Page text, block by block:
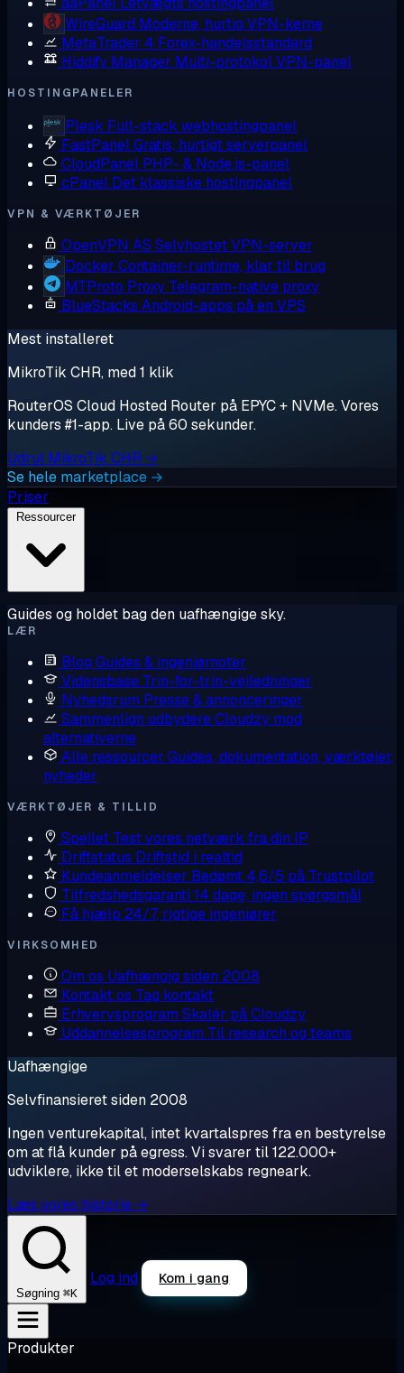
WireGuard Moderne, hurtig VPN-kerne
MetaTrader 4 Forex-handelsstandard
Hiddify Manager Multi-protokol VPN-panel
HOSTINGPANELER
Plesk Full-stack webhostingpanel
FastPanelGratis, hurtigt serverpanel
CloudPanel PHP- & Node.js-panel
cPanel Det klassiske hostingpanel
VPN & VÆRKTØJER
OpenVPN AS Selvhostet VPN-server
Docker Container-runtime, klar til brug
MTProto Proxy Telegram-native proxy
BlueStacks Android-apps på en VPS
Mest installeret
MikroTik CHR, med 1 klik
RouterOS Cloud Hosted Router på EPYC + NVMe. Vores
kunders #1-app. Live på 60 sekunder.
Udrul MikroTik CHR →
Se hele marketplace →
Priser
Ressourcer
Guides og holdet bag den uafhængige sky.
LÆR
Blog Guides & ingeniørnoter
Vidensbase Trin-for-trin-vejledninger
Nyhedsrum Presse & annonceringer
Sammenlign udbydereCloudzy mod
alternativerne
Alle ressourcer Guides, dokumentation, værktøjer,
nyheder
VÆRKTØJER & TILLID
Spejlet Test vores netværk fra din IP
Driftstatus Driftstid i realtid
Kundeanmeldelser Bedømt 4,6/5 på Trustpilot
Tilfredshedsgaranti 14 dage, ingen spørgsmål
Få hjælp 24/7, rigtige ingeniører
VIRKSOMHED
Om os Uafhængig siden 2008
Kontakt os Tag kontakt
Erhvervsprogram Skalér på Cloudzy
Uddannelsesprogram Til research og teams
Uafhængige
Selvfinansieret siden 2008
Ingen venturekapital, intet kvartalspres fra en bestyrelse
om at flå kunder på egress. Vi svarer til 122.000+
udviklere, ikke til et moderselskabs regneark.
Læs vores historie →
Søgning ⌘K
Log ind Kom i gang
Produkter